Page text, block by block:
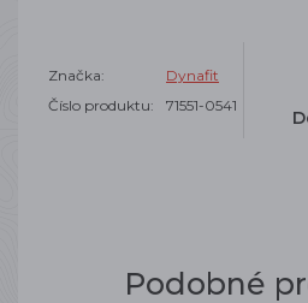
Značka:
Dynafit
Číslo produktu:
71551-0541
Podobné